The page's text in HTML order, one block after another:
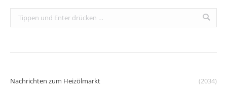
Search:
Nachrichten zum Heizölmarkt
(2034)